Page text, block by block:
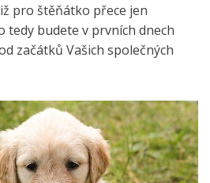
pro štěňátko přece jen
tedy budete v prvních dnech
začátků Vašich společných